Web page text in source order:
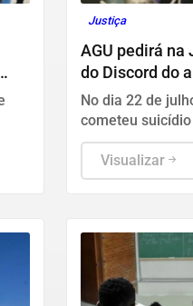
Justiça
AGU pedirá na
do Discord do
No dia 22 de
cometeu
transmissão na
Visualizar